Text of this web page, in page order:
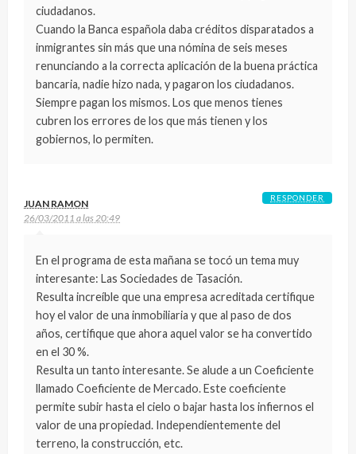
ciudadanos.
Cuando la Banca española daba créditos disparatados a
inmigrantes sin más que una nómina de seis meses
renunciando a la correcta aplicación de la buena práctica
bancaria, nadie hizo nada, y pagaron los ciudadanos.
Siempre pagan los mismos. Los que menos tienes
cubren los errores de los que más tienen y los
gobiernos, lo permiten.
JUAN RAMON
26/03/2011 a las 20:49
En el programa de esta mañana se tocó un tema muy
interesante: Las Sociedades de Tasación.
Resulta increíble que una empresa acreditada certifique
hoy el valor de una inmobiliaria y que al paso de dos
años, certifique que ahora aquel valor se ha convertido
en el 30 %.
Resulta un tanto interesante. Se alude a un Coeficiente
llamado Coeficiente de Mercado. Este coeficiente
permite subir hasta el cielo o bajar hasta los infiernos el
valor de una propiedad. Independientemente del
terreno, la construcción, etc.
RESPONDER